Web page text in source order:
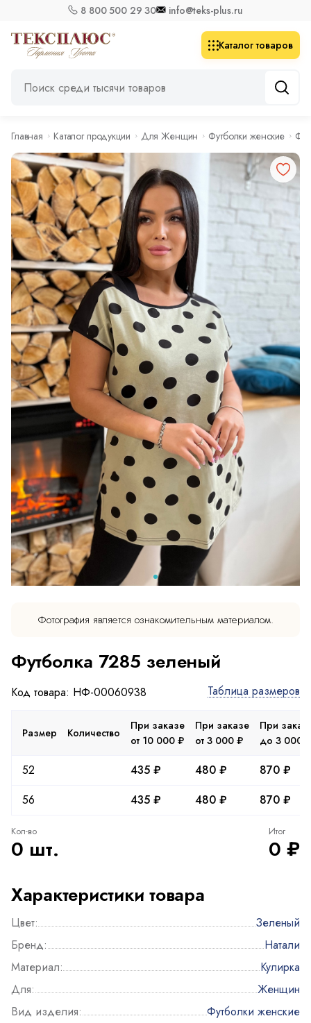
8 800 500 29 30 info@teks-plus.ru
Каталог товаров
Главная Каталог продукции Для Женщин Футболки женские
Фотография является ознакомительным материалом.
Футболка 7285 зеленый
Код товара: НФ-00060938 Таблица размеров
Размер Количество
При заказе
от 10 000 ₽
При заказе
от 3 000 ₽
При
до 3 000 ₽
52 435 ₽ 480 ₽
870 ₽
56
435 ₽ 480 ₽ 870 ₽
Кол-во
0 шт.
Итог
0 ₽
Характеристики товара
Цвет:
Зеленый
Бренд:
Натали
Материал:
Кулирка
Для:
Женщин
Вид изделия:
Футболки женские